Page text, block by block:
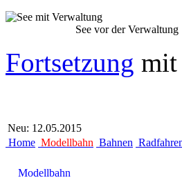
See vor der Verwaltung
Fortsetzung mit
Neu: 12.05.2015
Home Modellbahn Bahnen
Modellbahn